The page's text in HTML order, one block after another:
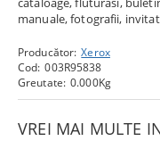
manuale, fotografii,
Producător: Xerox
Cod: 003R95838
Greutate: 0.000Kg
VREI MAI MULTE